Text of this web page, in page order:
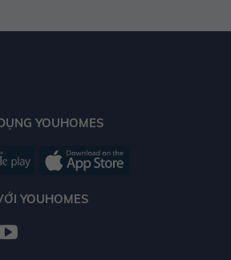
YOUHOMES
YOUHOMES